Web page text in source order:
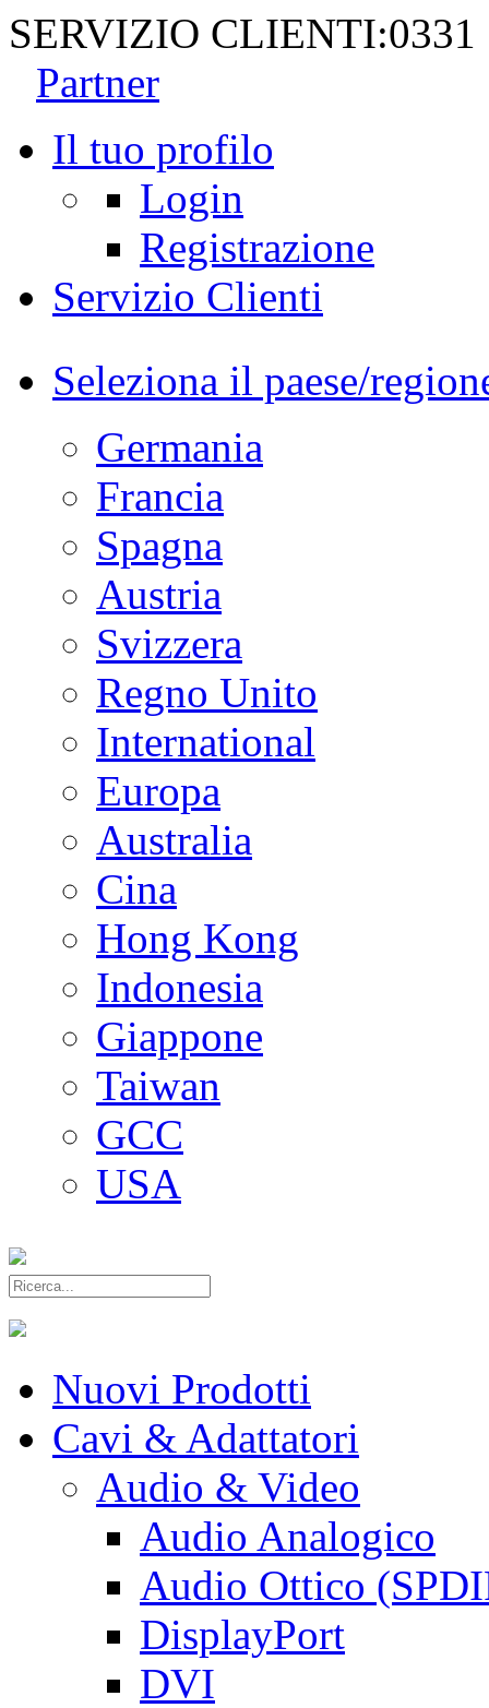
SERVIZIO CLIENTI:0331
Partner
Il tuo profilo
Login
Registrazione
Servizio Clienti
Seleziona il paese/
Germania
Francia
Spagna
Austria
Svizzera
Regno Unito
International
Europa
Australia
Cina
Hong Kong
Indonesia
Giappone
Taiwan
GCC
USA
Nuovi Prodotti
Cavi & Adattatori
Audio & Video
Audio Analogico
Audio Ottico
DisplayPort
DVI